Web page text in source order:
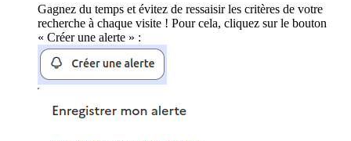
Gagnez du temps et évitez de ressaisir les critères de votre
recherche à chaque visite ! Pour cela, cliquez sur le bouton
« Créer une alerte » :